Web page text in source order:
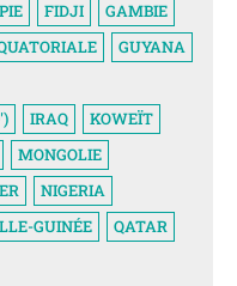
FIDJI
GAMBIE
GUYANA
IRAQ
KOWEÏT
MONGOLIE
NIGERIA
GUINÉE
QATAR